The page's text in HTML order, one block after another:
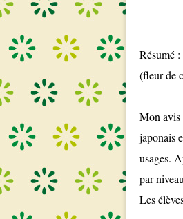
Résumé
(fleur de
Mon avis
japonais
usages.
par
Les